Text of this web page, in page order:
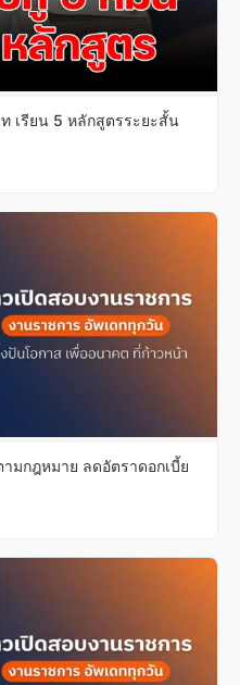
เรียน 5 หลักสูตรระยะสั้น
กฎหมาย ลดอัตราดอกเบี้ย